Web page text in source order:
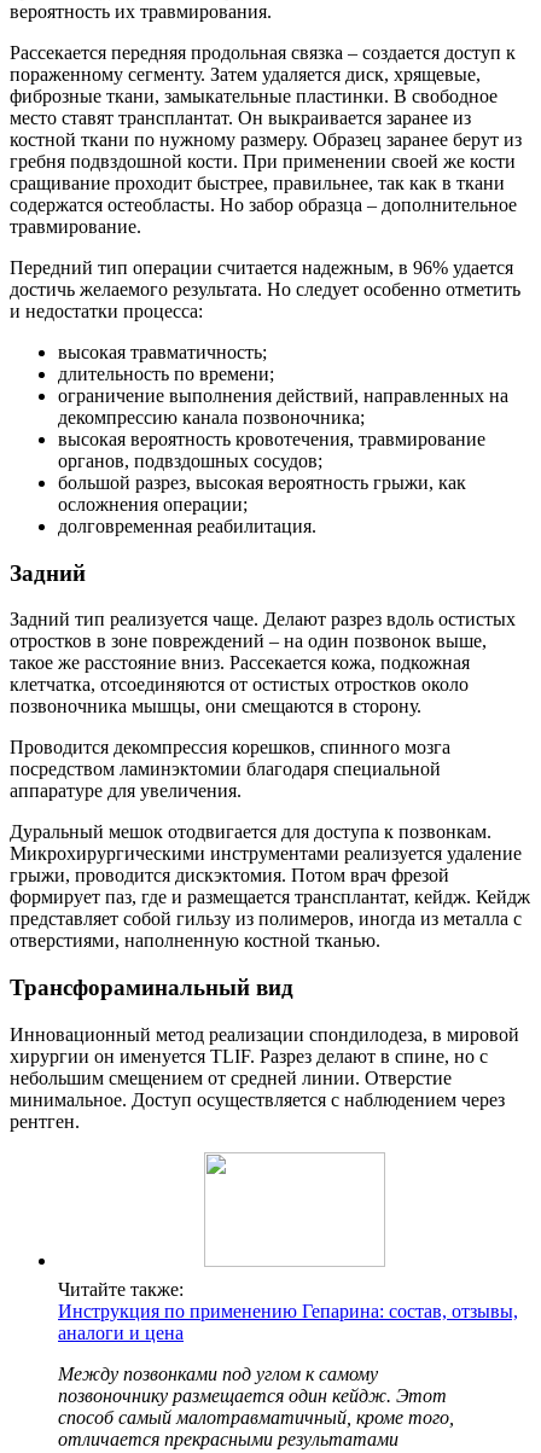
вероятность их травмирования.
Рассекается передняя продольная связка – создается доступ к
пораженному сегменту. Затем удаляется диск, хрящевые,
фиброзные ткани, замыкательные пластинки. В свободное
место ставят трансплантат. Он выкраивается заранее из
костной ткани по нужному размеру. Образец заранее берут из
гребня подвздошной кости. При применении своей же кости
сращивание проходит быстрее, правильнее, так как в ткани
содержатся остеобласты. Но забор образца – дополнительное
травмирование.
Передний тип операции считается надежным, в 96% удается
достичь желаемого результата. Но следует особенно отметить
и недостатки процесса:
высокая травматичность;
длительность по времени;
ограничение выполнения действий, направленных на
декомпрессию канала позвоночника;
высокая вероятность кровотечения, травмирование
органов, подвздошных сосудов;
большой разрез, высокая вероятность грыжи, как
осложнения операции;
долговременная реабилитация.
Задний
Задний тип реализуется чаще. Делают разрез вдоль остистых
отростков в зоне повреждений – на один позвонок выше,
такое же расстояние вниз. Рассекается кожа, подкожная
клетчатка, отсоединяются от остистых отростков около
позвоночника мышцы, они смещаются в сторону.
Проводится декомпрессия корешков, спинного мозга
посредством ламинэктомии благодаря специальной
аппаратуре для увеличения.
Дуральный мешок отодвигается для доступа к позвонкам.
Микрохирургическими инструментами реализуется удаление
грыжи, проводится дискэктомия. Потом врач фрезой
формирует паз, где и размещается трансплантат, кейдж. Кейдж
представляет собой гильзу из полимеров, иногда из металла с
отверстиями, наполненную костной тканью.
Трансфораминальный вид
Инновационный метод реализации спондилодеза, в мировой
хирургии он именуется TLIF. Разрез делают в спине, но с
небольшим смещением от средней линии. Отверстие
минимальное. Доступ осуществляется с наблюдением через
рентген.
Читайте также:
Инструкция по применению Гепарина: состав, отзывы,
аналоги и цена
Между позвонками под углом к самому
позвоночнику размещается один кейдж. Этот
способ самый малотравматичный, кроме того,
отличается прекрасными результатами